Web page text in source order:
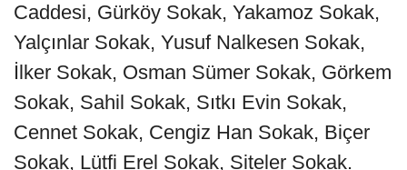
Caddesi, Gürköy Sokak, Yakamoz Sokak,
Yalçınlar Sokak, Yusuf Nalkesen Sokak,
İlker Sokak, Osman Sümer Sokak, Görkem
Sokak, Sahil Sokak, Sıtkı Evin Sokak,
Cennet Sokak, Cengiz Han Sokak, Biçer
Sokak, Lütfi Erel Sokak, Siteler Sokak.